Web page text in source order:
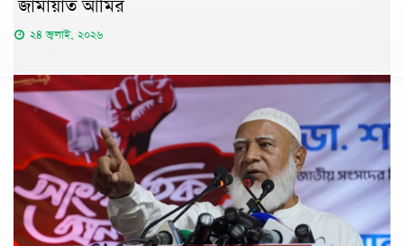
জামায়াত আমির
২৪ জুলাই, ২০২৬